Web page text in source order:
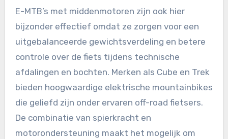
E-MTB’s met middenmotoren zijn ook hier
bijzonder effectief omdat ze zorgen voor een
uitgebalanceerde gewichtsverdeling en betere
controle over de fiets tijdens technische
afdalingen en bochten. Merken als Cube en Trek
bieden hoogwaardige elektrische mountainbikes
die geliefd zijn onder ervaren off-road fietsers.
De combinatie van spierkracht en
motorondersteuning maakt het mogelijk om